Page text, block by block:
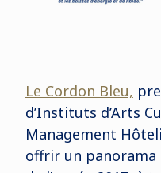
Le Cordon Bleu,
d’Instituts d’Arts
Management
offrir un panorama